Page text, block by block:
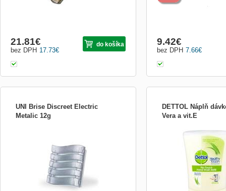
17.73€
bez DPH
21.81€ do košíka
7.66€
bez DPH
9.42€
UNI Brise Discreet Electric
Metalic 12g
DETTOL Náplň
Vera a vit.E
Náplň do dávkovače
antibakteriální mýdlo je
každodenní použití, ničí
chrání proti široké škále